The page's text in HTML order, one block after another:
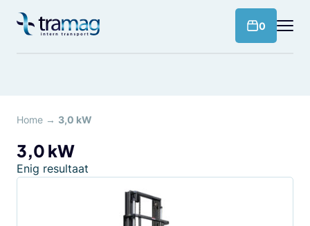
naar
0
Home → 3,0 kW
3,0 kW
Enig resultaat